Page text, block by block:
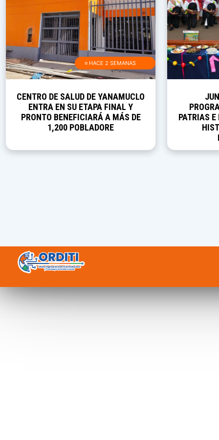
≡ HACE 2 SEMANAS
JUNÍN PRESENTA SU
PROGRAMACIÓN DE FIESTAS
PATRIAS E INVITA A DESCUBRIR SU
HISTORIA, CULTURA Y
AULAS